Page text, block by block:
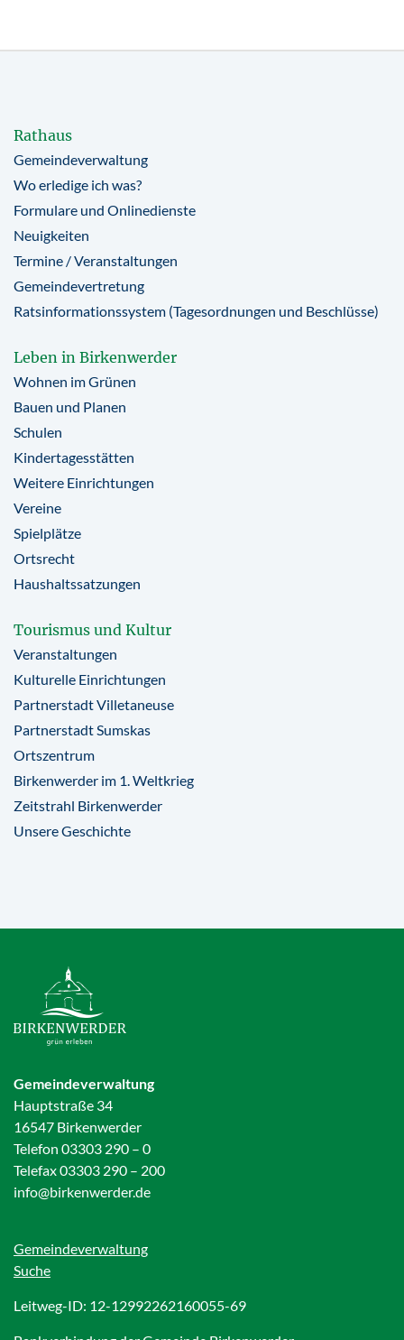
Rathaus
Gemeindeverwaltung
Wo erledige ich was?
Formulare und Onlinedienste
Neuigkeiten
Termine / Veranstaltungen
Gemeindevertretung
Ratsinformationssystem (Tagesordnungen und Beschlüsse)
Leben in Birkenwerder
Wohnen im Grünen
Bauen und Planen
Schulen
Kindertagesstätten
Weitere Einrichtungen
Vereine
Spielplätze
Ortsrecht
Haushaltssatzungen
Tourismus und Kultur
Veranstaltungen
Kulturelle Einrichtungen
Partnerstadt Villetaneuse
Partnerstadt Sumskas
Ortszentrum
Birkenwerder im 1. Weltkrieg
Zeitstrahl Birkenwerder
Unsere Geschichte
Gemeindeverwaltung
Hauptstraße 34
16547 Birkenwerder
Telefon 03303 290 – 0
Telefax 03303 290 – 200
info@birkenwerder.de
Gemeindeverwaltung
Suche
Leitweg-ID: 12-12992262160055-69